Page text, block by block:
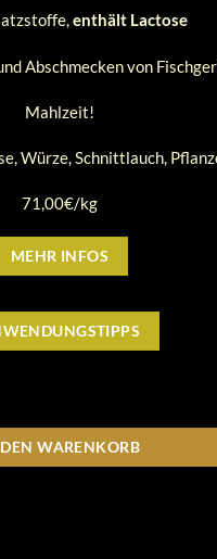
enthält Lactose
Abschmecken von
Mahlzeit!
Würze, Schnittlauch,
71,00€/kg
MEHR INFOS
WARENKORB